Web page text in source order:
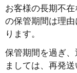
お客様の長期不
の保管期間は理
ります。
保管期間を過ぎ
ましては、再発送